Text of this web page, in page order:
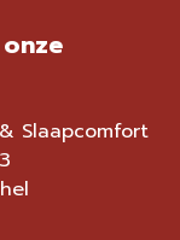
Slaapcomfort